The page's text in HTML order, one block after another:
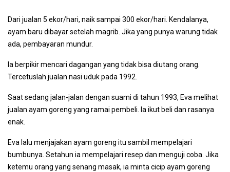
Dari jualan 5 ekor/hari, naik sampai 300 ekor/hari. Kendalanya,
ayam baru dibayar setelah magrib. Jika yang punya warung tidak
ada, pembayaran mundur.
Ia berpikir mencari dagangan yang tidak bisa diutang orang.
Tercetuslah jualan nasi uduk pada 1992.
Saat sedang jalan-jalan dengan suami di tahun 1993, Eva melihat
jualan ayam goreng yang ramai pembeli. Ia ikut beli dan rasanya
enak.
Eva lalu menjajakan ayam goreng itu sambil mempelajari
bumbunya. Setahun ia mempelajari resep dan menguji coba. Jika
ketemu orang yang senang masak, ia minta cicip ayam goreng